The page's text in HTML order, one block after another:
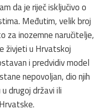
da je riječ isključivo o
Međutim, velik broj
za inozemne naručitelje,
živjeti u Hrvatskoj
i predvidiv model
nepovoljan, dio njih
drugoj državi ili